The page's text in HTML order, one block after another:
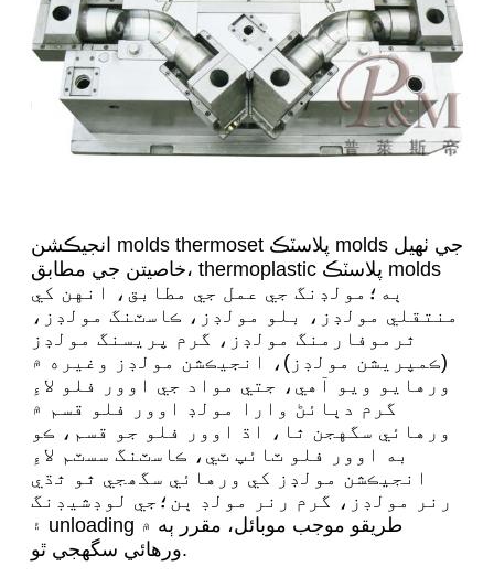
انجيڪشن molds thermoset پلاسٽڪ molds جي ٺهيل
خاصيتن جي مطابق، thermoplastic پلاسٽڪ molds
ٻه؛مولڊنگ جي عمل جي مطابق، انهن کي
منتقلي مولڊز، بلو مولڊز، ڪاسٽنگ مولڊز،
ٿرموفارمنگ مولڊز، گرم پريسنگ مولڊز
(ڪمپريشن مولڊز)، انجيڪشن مولڊز وغيره ۾
ورهايو ويو آهي، جتي مواد جي اوور فلو لاءِ
گرم دٻائڻ وارا مولڊ اوور فلو قسم ۾
ورهائي سگهجن ٿا، اڌ اوور فلو جو قسم، ڪو
به اوور فلو ٽائپ ٽي، ڪاسٽنگ سسٽم لاءِ
انجيڪشن مولڊز کي ورهائي سگھجي ٿو ٿڌي
رنر مولڊز، گرم رنر مولڊ ٻن؛جي لوڊشيڊنگ
۽ unloading طريقو موجب موبائل، مقرر ٻه ۾
ورهائي سگهجي ٿو.